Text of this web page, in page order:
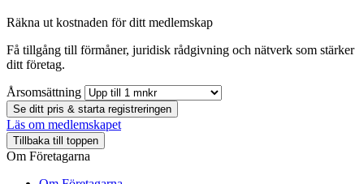
Räkna ut kostnaden för ditt medlemskap
Få tillgång till förmåner, juridisk rådgivning och nätverk som stärker
ditt företag.
Årsomsättning
Se ditt pris & starta registreringen
Läs om medlemskapet
Tillbaka till toppen
Om Företagarna